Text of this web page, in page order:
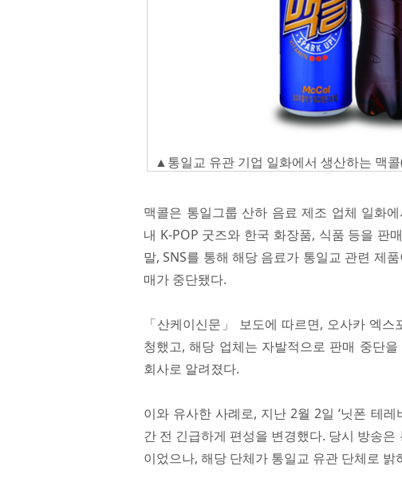
▲통일교 유관 기업 일화에서 생산하는 맥
맥콜은 통일그룹 산하 음료 제조 업체 일화
내 K-POP 굿즈와 한국 화장품, 식품 등을 판
말, SNS를 통해 해당 음료가 통일교 관련 제
매가 중단됐다.
「산케이신문」 보도에 따르면, 오사카 엑
청했고, 해당 업체는 자발적으로 판매 중단
회사로 알려졌다.
이와 유사한 사례로, 지난 2월 2일 ‘닛폰 테레
간 전 긴급하게 편성을 변경했다. 당시 방송은
이었으나, 해당 단체가 통일교 유관 단체로